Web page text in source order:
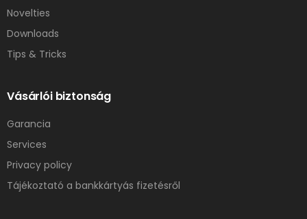
Novelties
Downloads
Tips & Tricks
Vásárlói biztonság
Garancia
Services
Privacy policy
Tájékoztató a bankkártyás fizetésről